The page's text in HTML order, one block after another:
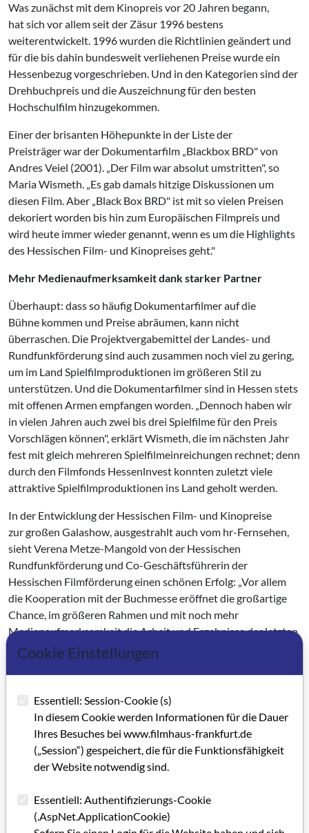
Was zunächst mit dem Kinopreis vor 20 Jahren begann,
hat sich vor allem seit der Zäsur 1996 bestens
weiterentwickelt. 1996 wurden die Richtlinien geändert und
für die bis dahin bundesweit verliehenen Preise wurde ein
Hessenbezug vorgeschrieben. Und in den Kategorien sind der
Drehbuchpreis und die Auszeichnung für den besten
Hochschulfilm hinzugekommen.
Einer der brisanten Höhepunkte in der Liste der
Preisträger war der Dokumentarfilm „Blackbox BRD" von
Andres Veiel (2001). „Der Film war absolut umstritten", so
Maria Wismeth. „Es gab damals hitzige Diskussionen um
diesen Film. Aber „Black Box BRD" ist mit so vielen Preisen
dekoriert worden bis hin zum Europäischen Filmpreis und
wird heute immer wieder genannt, wenn es um die Highlights
des Hessischen Film- und Kinopreises geht."
Mehr Medienaufmerksamkeit dank starker Partner
Überhaupt: dass so häufig Dokumentarfilmer auf die
Bühne kommen und Preise abräumen, kann nicht
überraschen. Die Projektvergabemittel der Landes- und
Rundfunkförderung sind auch zusammen noch viel zu gering,
um im Land Spielfilmproduktionen im größeren Stil zu
unterstützen. Und die Dokumentarfilmer sind in Hessen stets
mit offenen Armen empfangen worden. „Dennoch haben wir
in vielen Jahren auch zwei bis drei Spielfilme für den Preis
Vorschlägen können", erklärt Wismeth, die im nächsten Jahr
fest mit gleich mehreren Spielfilmeinreichungen rechnet; denn
durch den Filmfonds Hessenlnvest konnten zuletzt viele
attraktive Spielfilmproduktionen ins Land geholt werden.
In der Entwicklung der Hessischen Film- und Kinopreise
zur großen Galashow, ausgestrahlt auch vom hr-Fernsehen,
sieht Verena Metze-Mangold von der Hessischen
Rundfunkförderung und Co-Geschäftsführerin der
Hessischen Filmförderung einen schönen Erfolg: „Vor allem
die Kooperation mit der Buchmesse eröffnet die großartige
Chance, im größeren Rahmen und mit noch mehr
Medienaufmerksamkeit die Arbeit und Ergebnisse der letzten
Jahre öffentlichkeitswirksam nach außen zu stellen."
Beiträge)
Schlagworte: Auszeichnung, Filmförderung, Filmemacher*in,
Dokumentarfilm, Spielfilm, TV/Rundfunk
Cookie Einstellungen
Essentiell: Session-Cookie (s)
In diesem Cookie werden Informationen für die Dauer
Ihres Besuches bei www.filmhaus-frankfurt.de
(„Session“) gespeichert, die für die Funktionsfähigkeit
der Website notwendig sind.
Essentiell: Authentifizierungs-Cookie
(.AspNet.ApplicationCookie)